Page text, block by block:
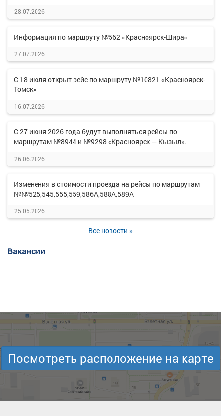
28.07.2026
Информация по маршруту №562 «Красноярск-Шира»
27.07.2026
С 18 июля открыт рейс по маршруту №10821 «Красноярск-
Томск»
16.07.2026
С 27 июня 2026 года будут выполняться рейсы по
маршрутам №8944 и №9298 «Красноярск — Кызыл».
26.06.2026
Изменения в стоимости проезда на рейсы по маршрутам
№№525,545,555,559,586А,588А,589А
25.05.2026
Все новости »
Вакансии
Посмотреть расположение на карте